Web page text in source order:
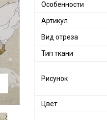
Особенности
Артикул
Вид отреза
Тип ткани
Рисунок
Цвет